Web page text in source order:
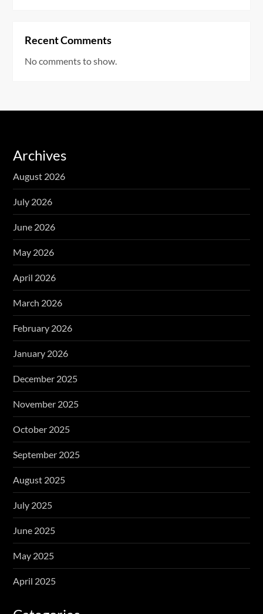
Recent Comments
No comments to show.
Archives
August 2026
July 2026
June 2026
May 2026
April 2026
March 2026
February 2026
January 2026
December 2025
November 2025
October 2025
September 2025
August 2025
July 2025
June 2025
May 2025
April 2025